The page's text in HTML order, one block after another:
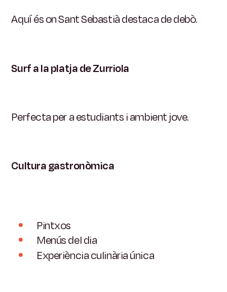
Aquí és on Sant Sebastià destaca de debò.
Surf a la platja de Zurriola
Perfecta per a estudiants i ambient jove.
Cultura gastronòmica
Pintxos
Menús del dia
Experiència culinària única